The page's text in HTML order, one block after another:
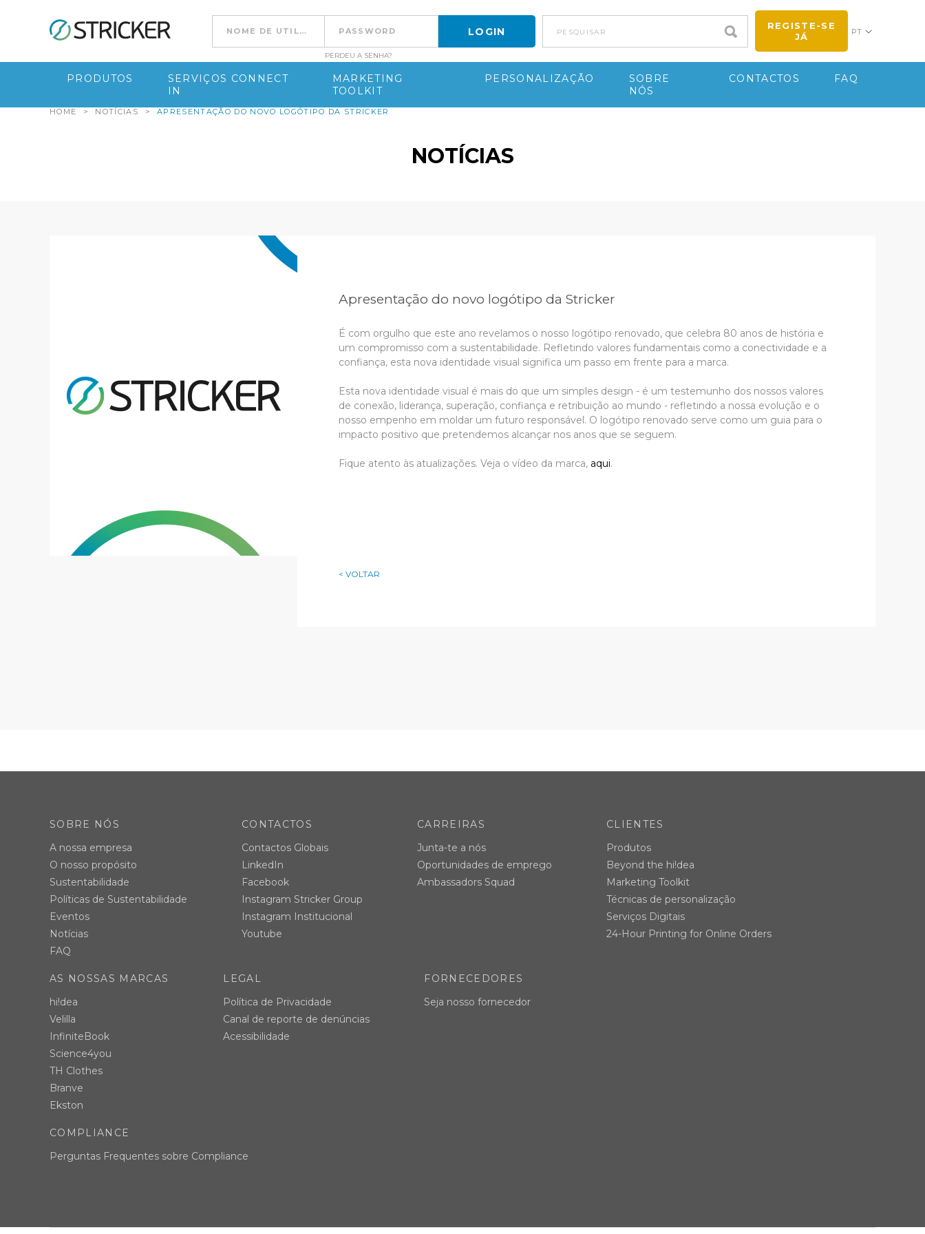
Ir para conteúdo
PERDEU A SENHA?
pesquisar
REGISTE-SE
JÁ
PT
PRODUTOS
SERVIÇOS CONNECT
IN
MARKETING
TOOLKIT
PERSONALIZAÇÃO
SOBRE
NÓS
CONTACTOS FAQ
HOME > NOTÍCIAS > APRESENTAÇÃO DO NOVO LOGÓTIPO DA STRICKER
NOTÍCIAS
Apresentação do novo logótipo da Stricker
É com orgulho que este ano revelamos o nosso logótipo renovado, que celebra 80 anos de história e
um compromisso com a sustentabilidade. Refletindo valores fundamentais como a conectividade e a
confiança, esta nova identidade visual significa um passo em frente para a marca.
Esta nova identidade visual é mais do que um simples design - é um testemunho dos nossos valores
de conexão, liderança, superação, confiança e retribuição ao mundo - refletindo a nossa evolução e o
nosso empenho em moldar um futuro responsável. O logótipo renovado serve como um guia para o
impacto positivo que pretendemos alcançar nos anos que se seguem.
Fique atento às atualizações. Veja o vídeo da marca, aqui.
< VOLTAR
SOBRE NÓS
A nossa empresa
O nosso propósito
Sustentabilidade
Políticas de Sustentabilidade
Eventos
Notícias
FAQ
CONTACTOS
Contactos Globais
LinkedIn
Facebook
Instagram Stricker Group
Instagram Institucional
Youtube
CARREIRAS
Junta-te a nós
Oportunidades de emprego
Ambassadors Squad
CLIENTES
Produtos
Beyond the hi!dea
Marketing Toolkit
Técnicas de personalização
Serviços Digitais
24-Hour Printing for Online Orders
AS NOSSAS MARCAS
hi!dea
Velilla
InfiniteBook
Science4you
TH Clothes
Branve
Ekston
LEGAL
Política de Privacidade
Canal de reporte de denúncias
Acessibilidade
FORNECEDORES
Seja nosso fornecedor
COMPLIANCE
Perguntas Frequentes sobre Compliance